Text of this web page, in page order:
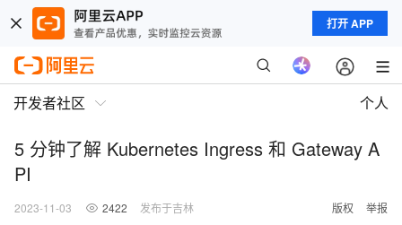
打开 APP
开发者社区 个人
5 分钟了解 Kubernetes Ingress 和 Gateway A
PI
2023-11-03 2422 发布于吉林 版权 举报